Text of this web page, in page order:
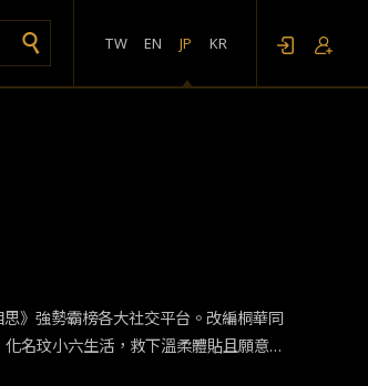
TW EN JP KR
》強勢霸榜各大社交平台。改編桐華同
名玟小六生活，救下溫柔體貼且願意給
次飾）。之後與小時候同甘共苦，長大